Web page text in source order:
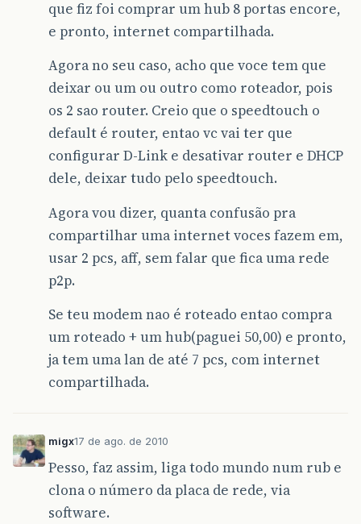
que fiz foi comprar um hub 8 portas encore,
e pronto, internet compartilhada.
Agora no seu caso, acho que voce tem que
deixar ou um ou outro como roteador, pois
os 2 sao router. Creio que o speedtouch o
default é router, entao vc vai ter que
configurar D-Link e desativar router e DHCP
dele, deixar tudo pelo speedtouch.
Agora vou dizer, quanta confusão pra
compartilhar uma internet voces fazem em,
usar 2 pcs, aff, sem falar que fica uma rede
p2p.
Se teu modem nao é roteado entao compra
um roteado + um hub(paguei 50,00) e pronto,
ja tem uma lan de até 7 pcs, com internet
compartilhada.
migx17 de ago. de 2010
Pesso, faz assim, liga todo mundo num rub e
clona o número da placa de rede, via
software.